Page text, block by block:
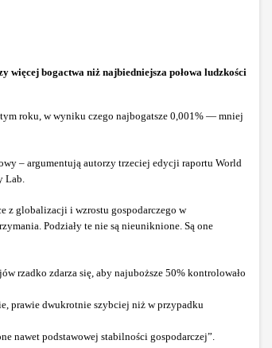
więcej bogactwa niż najbiedniejsza połowa ludzkości
tym roku, w wyniku czego najbogatsze 0,001% — mniej
– argumentują autorzy trzeciej edycji raportu World
Lab.
z globalizacji i wzrostu gospodarczego w
Podziały te nie są nieuniknione. Są one
rzadko zdarza się, aby najuboższe 50% kontrolowało
prawie dwukrotnie szybciej niż w przypadku
nawet podstawowej stabilności gospodarczej”.